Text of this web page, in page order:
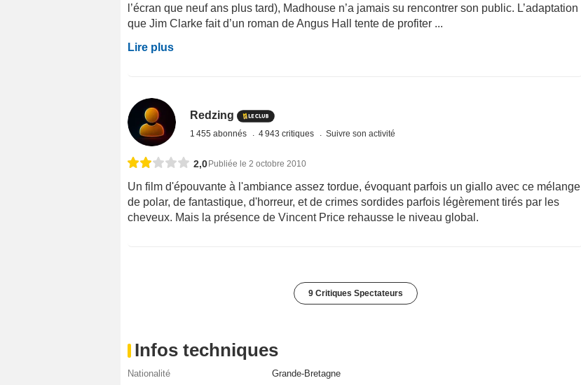
l’écran que neuf ans plus tard), Madhouse n’a jamais su rencontrer son public. L’adaptation
que Jim Clarke fait d’un roman de Angus Hall tente de profiter ...
Lire plus
Redzing
1 455 abonnés 4 943 critiques Suivre son activité
2,0 Publiée le 2 octobre 2010
Un film d'épouvante à l'ambiance assez tordue, évoquant parfois un giallo avec ce mélange
de polar, de fantastique, d'horreur, et de crimes sordides parfois légèrement tirés par les
cheveux. Mais la présence de Vincent Price rehausse le niveau global.
9 Critiques Spectateurs
Infos techniques
Nationalité
Grande-Bretagne